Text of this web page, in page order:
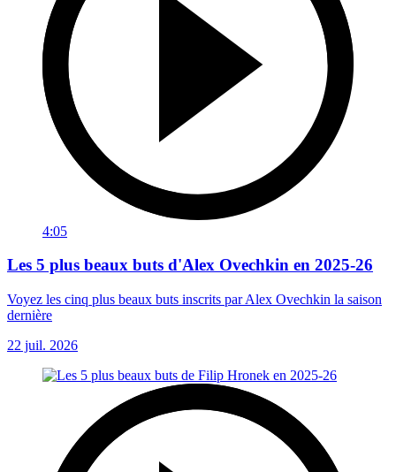
4:05
Les 5 plus beaux buts d'Alex Ovechkin en 2025-26
Voyez les cinq plus beaux buts inscrits par Alex Ovechkin la saison
dernière
22 juil. 2026